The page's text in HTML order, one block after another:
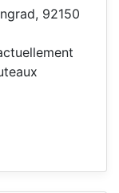
92150